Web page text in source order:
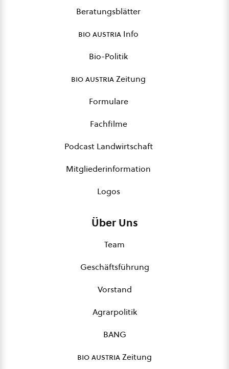
Beratungsblätter
bio austria Info
Bio-Politik
bio austriaZeitung
Formulare
Fachfilme
Podcast Landwirtschaft
Mitgliederinformation
Logos
Über Uns
Team
Geschäftsführung
Vorstand
Agrarpolitik
BANG
bio austriaZeitung